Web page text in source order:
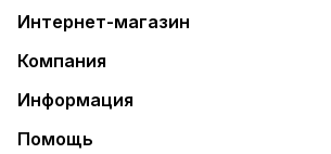
Интернет-магазин
Компания
Информация
Помощь